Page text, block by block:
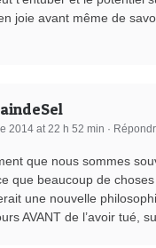
joie avant même de
2014 at 22 h 52 min ·
que nous sommes
que beaucoup de choses
une nouvelle
AVANT de l’avoir tué,